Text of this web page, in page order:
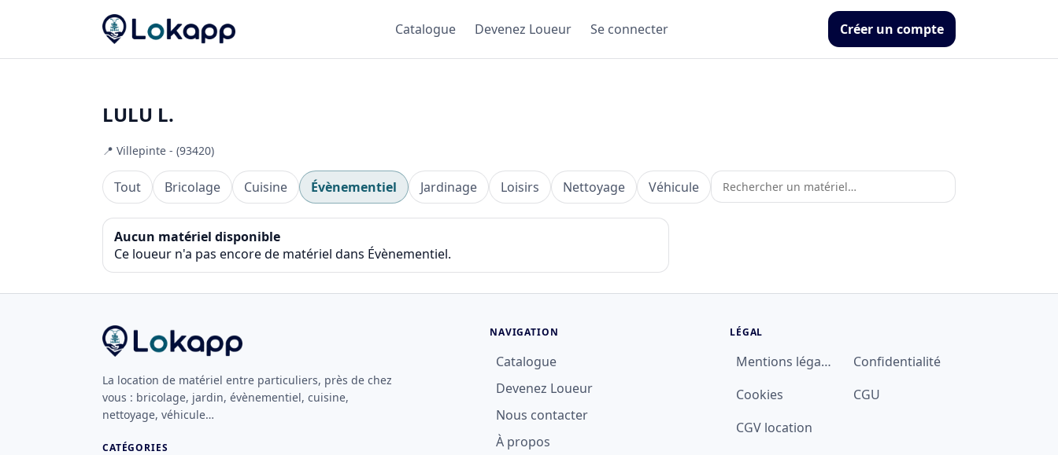
Catalogue Devenez Loueur Se connecter Créer un compte
LULU L.
📍 Villepinte - (93420)
Tout Bricolage Cuisine Évènementiel Jardinage Loisirs Nettoyage Véhicule
Aucun matériel disponible
Ce loueur n'a pas encore de matériel dans Évènementiel.
La location de matériel entre particuliers, près de chez
vous : bricolage, jardin, évènementiel, cuisine,
nettoyage, véhicule…
CATÉGORIES
NAVIGATION
Catalogue
Devenez Loueur
Nous contacter
À propos
LÉGAL
Mentions légales
Confidentialité
Cookies
CGU
CGV location